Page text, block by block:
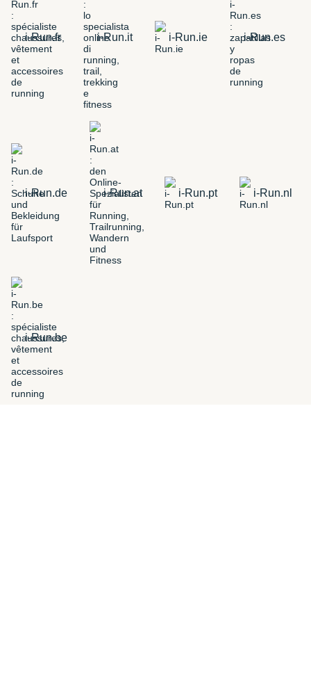
i-Run.fr i-Run.it i-Run.ie i-Run.es
i-Run.de i-Run.at i-Run.pt i-Run.nl
i-Run.be